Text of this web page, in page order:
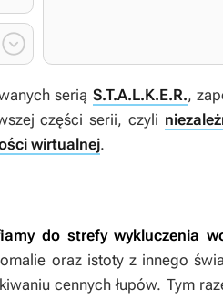

serią S.T.A.L.K.E.R.,
części serii, czyli
wirtualnej.
do strefy wykluczenia
oraz istoty z innego
cennych łupów. Tym